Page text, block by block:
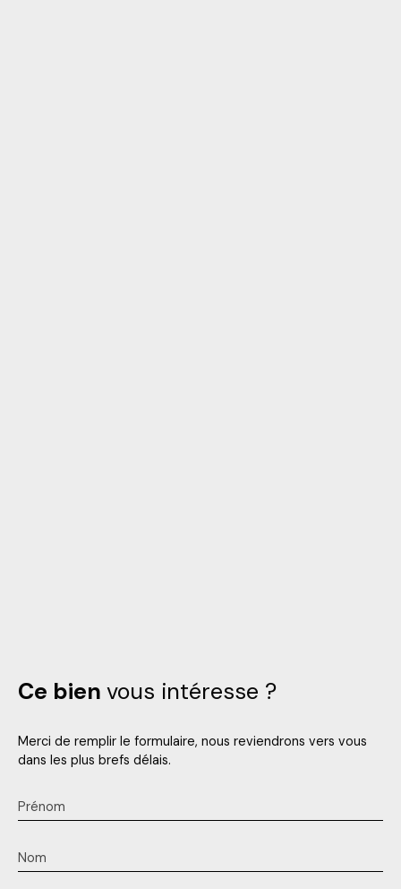
Ce bien vous intéresse ?
Merci de remplir le formulaire, nous reviendrons vers vous
dans les plus brefs délais.
Prénom
Nom